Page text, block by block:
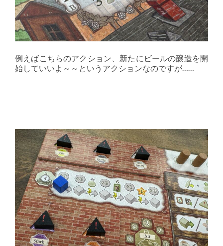
例えばこちらのアクション、新たにビールの醸造を開
始していいよ～～というアクションなのですが……